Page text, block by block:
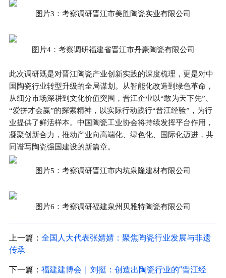
图片3：考察调研晋江市美胜陶瓷实业有限公司
图片4：考察调研福建省晋江市丹豪陶瓷有限公司
此次调研既是对晋江陶瓷产业创新实践的深度梳理，更是对中
国陶瓷行业转型升级的全局谋划。从智能化改造到绿色革命，
从细分市场深耕到文化价值突围，晋江企业以“敢为天下先”、
“爱拼才会赢”的探索精神，以实际行动践行“晋江经验”，为行
业提供了鲜活样本。中国陶瓷工业协会将持续发挥平台作用，
凝聚创新合力，推动产业向高端化、绿色化、国际化迈进，共
同谱写陶瓷强国建设的新篇章。
图片5：考察调研晋江市内坑泉隆建材有限公司
图片6：考察调研福建泉州贝雅特陶瓷有限公司
上一篇： 全国人大代表张婧婧：聚焦陶瓷行业发展与非遗
传承
下一篇： 福建建博会 | 刘挺：创造出陶瓷行业的“晋江经